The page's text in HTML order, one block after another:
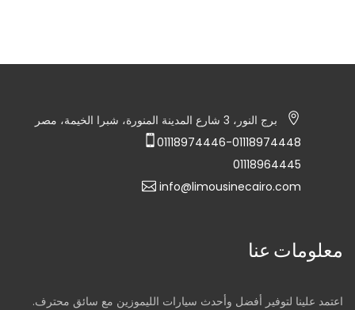
برج النور، 3 شارع المدينة المنورة، شبرا الخيمة، مصر
01118974446-01118974448
01118964445
info@limousinecairo.com
معلومات عنا
اعتمد علينا لتوفير أفضل وأحدث سيارات الليموزين مع سائق محترف.